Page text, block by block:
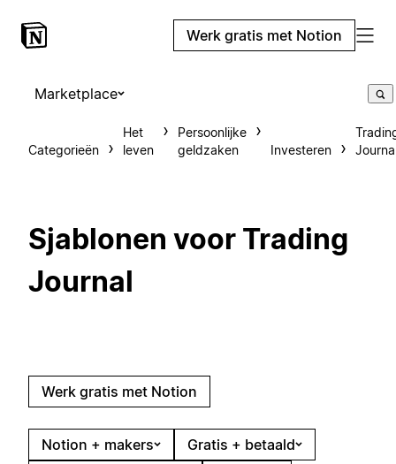
Werk gratis met Notion
Marketplace
Categorieën
Het
leven
Persoonlijke
geldzaken
Investeren
Sjablonen voor Trading
Journal
Werk gratis met Notion
Notion + makers
Gratis + betaald